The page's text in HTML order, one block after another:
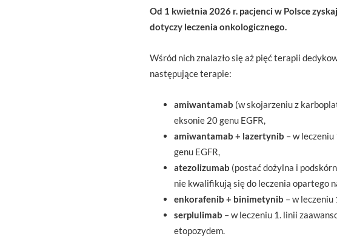
Od 1 kwietnia 2026 r. pacjenci w Polsce
dotyczy leczenia onkologicznego.
Wśród nich znalazło się aż pięć terapii
następujące terapie:
amiwantamab (w skojarzeniu z
eksonie 20 genu EGFR,
amiwantamab + lazertynib – w
genu EGFR,
atezolizumab (postać dożylna i
nie kwalifikują się do leczenia opartego
enkorafenib + binimetynib – w
serplulimab – w leczeniu 1. linii
etopozydem.